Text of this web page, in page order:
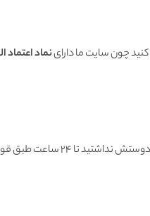
چون سایت ما داراینماد اعتماد
هنگامی که محصول رسید به